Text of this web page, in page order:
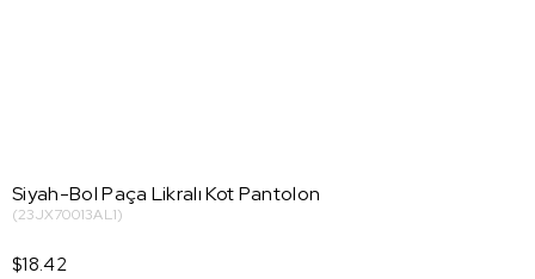
Siyah-Bol Paça Likralı Kot Pantolon
(23JX70013AL1)
$18.42